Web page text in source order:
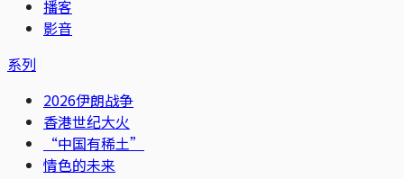
播客
影音
系列
2026伊朗战争
香港世纪大火
“中国有稀土”
情色的未来